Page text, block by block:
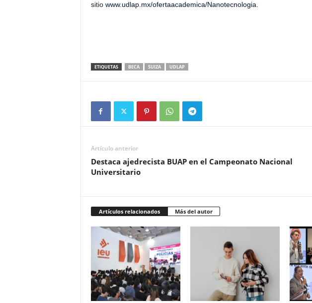
sitio www.udlap.mx/ofertaacademica/Nanotecnologia
ETIQUETAS BECA SUIZA UDLAP
Artículo anterior
Destaca ajedrecista BUAP en el Campeonato Nacional
Universitario
Artículos relacionados Más del autor